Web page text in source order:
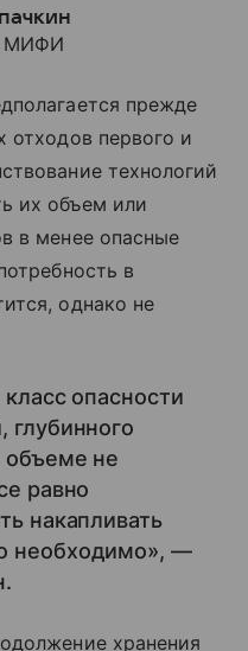
МИФИ
прежде
отходов первого и
технологий
их объем или
в менее опасные
в
однако не
опасности
глубинного
объеме не
равно
накапливать
необходимо», —
хранения